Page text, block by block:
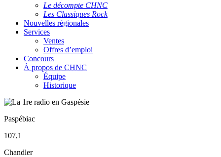
Le décompte CHNC
Les Classiques Rock
Nouvelles régionales
Services
Ventes
Offres d’emploi
Concours
À propos de CHNC
Équipe
Historique
Paspébiac
107,1
Chandler